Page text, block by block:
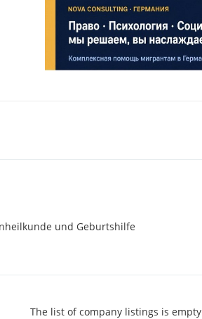
und Geburtshilfe
The list of company listings is empty